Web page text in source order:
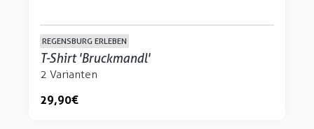
REGENSBURG ERLEBEN
T-Shirt 'Bruckmandl'
2 Varianten
29,90 €